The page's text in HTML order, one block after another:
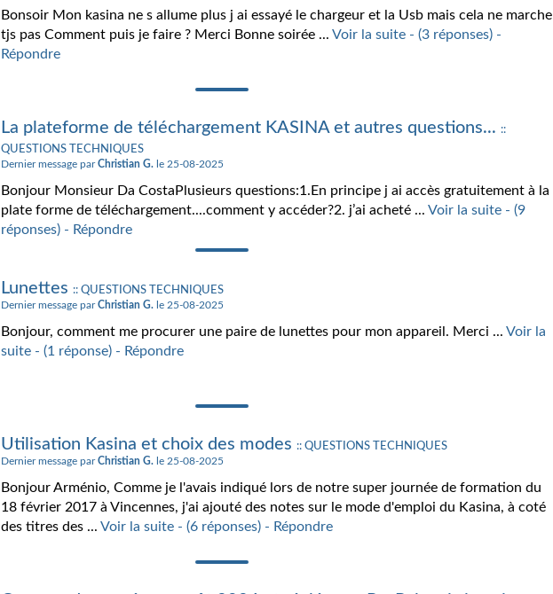
Bonsoir Mon kasina ne s allume plus j ai essayé le chargeur et la Usb mais cela ne marche
tjs pas Comment puis je faire ? Merci Bonne soirée ...Voir la suite - (3 réponses) -
Répondre
La plateforme de téléchargement KASINA et autres questions... ::
QUESTIONS TECHNIQUES
Dernier message parChristian G. le 25-08-2025
Bonjour Monsieur Da CostaPlusieurs questions:1.En principe j ai accès gratuitement à la
plate forme de téléchargement....comment y accéder?2. j’ai acheté ...Voir la suite - (9
réponses) - Répondre
Lunettes :: QUESTIONS TECHNIQUES
Dernier message parChristian G. le 25-08-2025
Bonjour, comment me procurer une paire de lunettes pour mon appareil. Merci ...Voir la
suite - (1 réponse) - Répondre
Utilisation Kasina et choix des modes :: QUESTIONS TECHNIQUES
Dernier message parChristian G. le 25-08-2025
Bonjour Arménio, Comme je l'avais indiqué lors de notre super journée de formation du
18 février 2017 à Vincennes, j'ai ajouté des notes sur le mode d'emploi du Kasina, à coté
des titres des ...Voir la suite - (6 réponses) - Répondre